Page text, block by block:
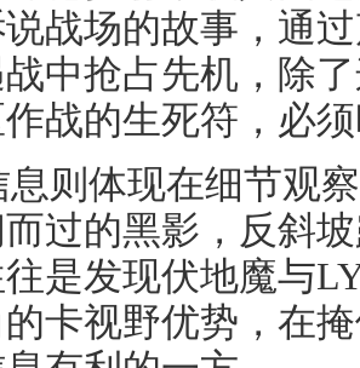
战场的故事，通
中抢占先机，除
战的生死符，必
息则体现在细节观
过的黑影，反斜
是发现伏地魔与
的卡视野优势，在